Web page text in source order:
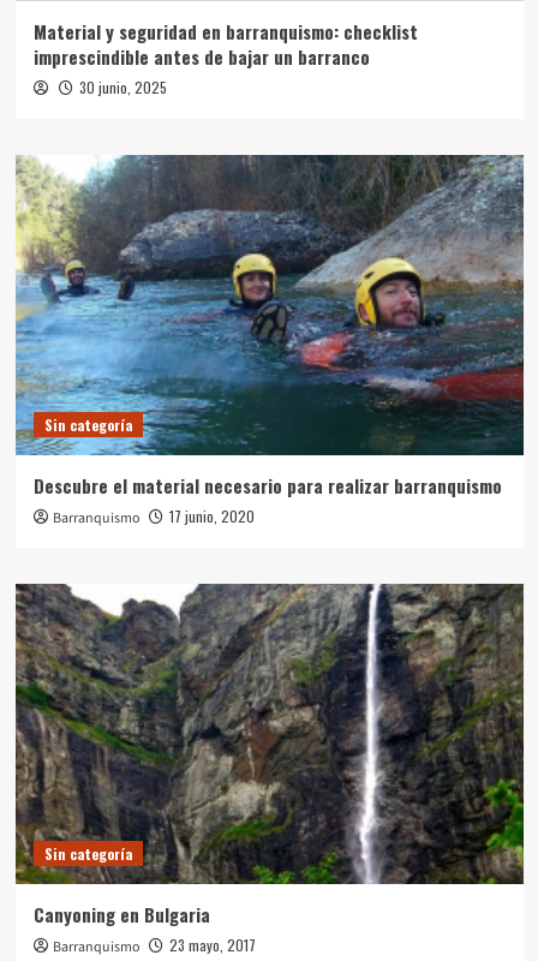
Material y seguridad en barranquismo: checklist
imprescindible antes de bajar un barranco
30 junio, 2025
Sin categoría
Descubre el material necesario para realizar barranquismo
Barranquismo 17 junio, 2020
Sin categoría
Canyoning en Bulgaria
Barranquismo 23 mayo, 2017